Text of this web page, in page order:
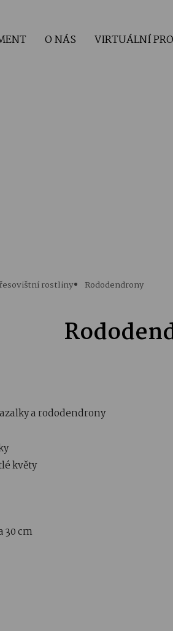
O NÁS VIRTUÁLNÍ
rostliny Rododendrony
a rododendrony
květy
30 cm